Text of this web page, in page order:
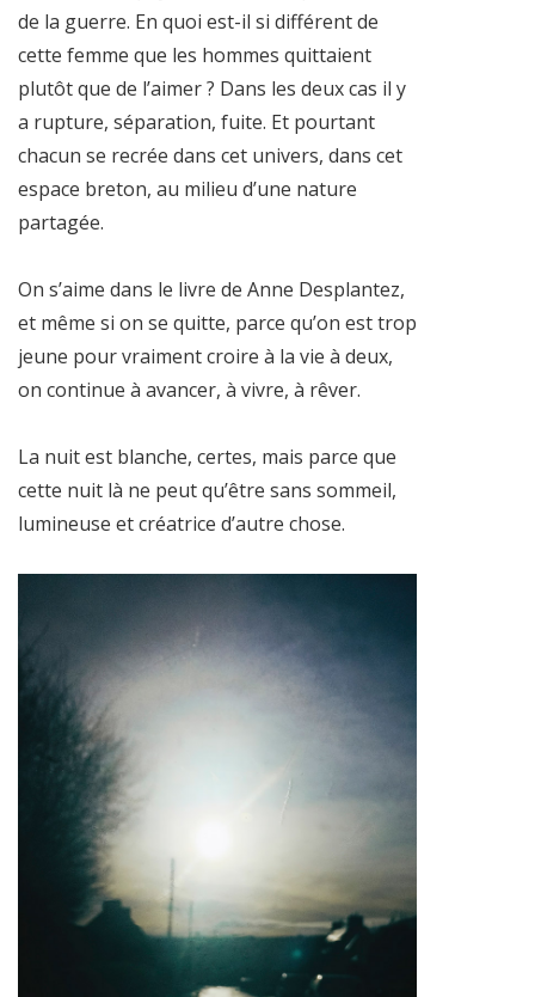
de la guerre. En quoi est-il si différent de
cette femme que les hommes quittaient
plutôt que de l’aimer ? Dans les deux cas il y
a rupture, séparation, fuite. Et pourtant
chacun se recrée dans cet univers, dans cet
espace breton, au milieu d’une nature
partagée.
On s’aime dans le livre de Anne Desplantez,
et même si on se quitte, parce qu’on est trop
jeune pour vraiment croire à la vie à deux,
on continue à avancer, à vivre, à rêver.
La nuit est blanche, certes, mais parce que
cette nuit là ne peut qu’être sans sommeil,
lumineuse et créatrice d’autre chose.